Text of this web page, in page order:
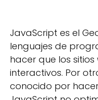
JavaScript es el
lenguajes de
hacer que los
interactivos. Por
conocido por